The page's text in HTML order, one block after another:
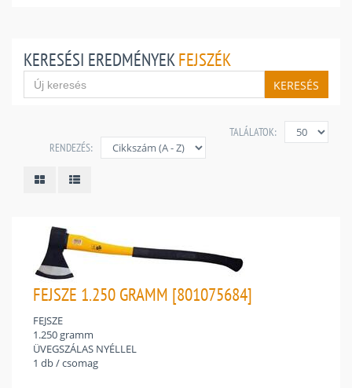
KERESÉSI EREDMÉNYEKFEJSZÉK
KERESÉS
TALÁLATOK:
RENDEZÉS:
FEJSZE 1.250 GRAMM [801075684]
FEJSZE
1.250 gramm
ÜVEGSZÁLAS NYÉLLEL
1 db / csomag